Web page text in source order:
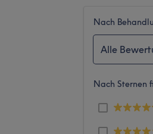
Nach
Alle
Nach Sternen